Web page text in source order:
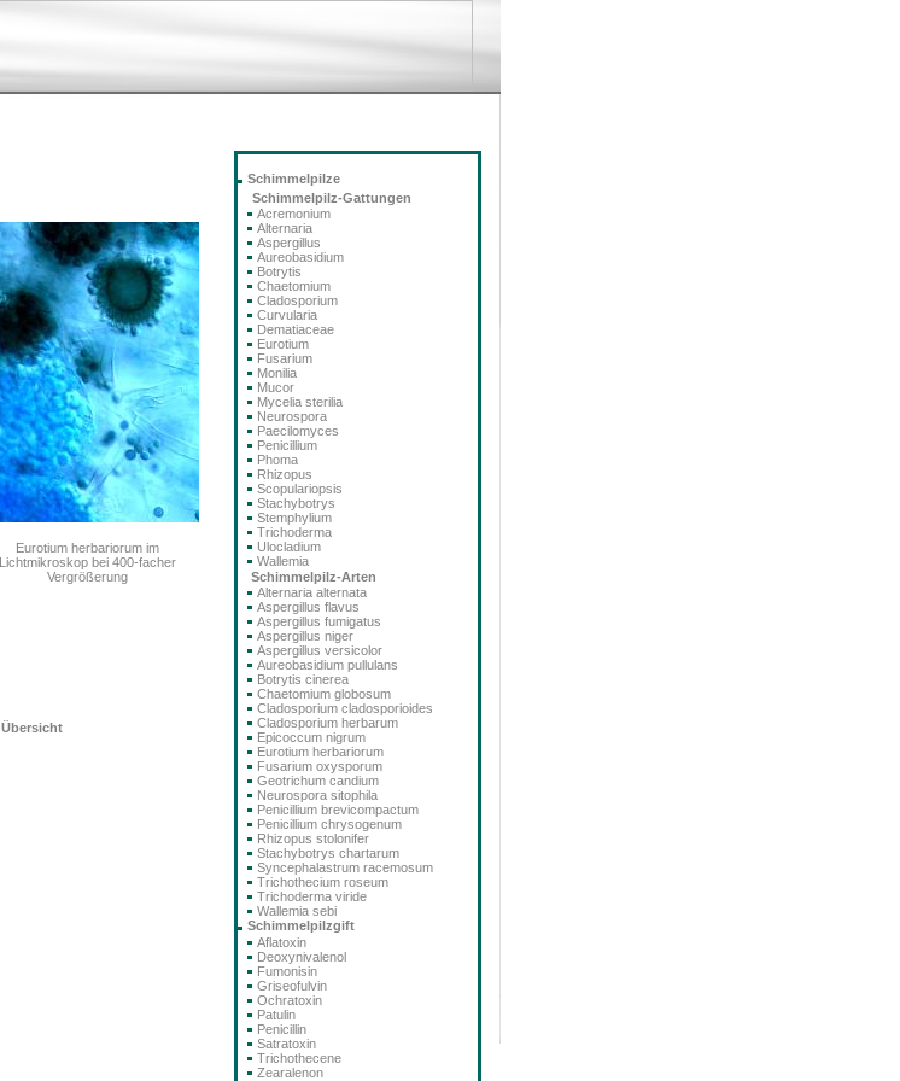
Eurotium herbariorum im
Lichtmikroskop bei 400-facher
Vergrößerung
Übersicht
Schimmelpilze
Schimmelpilz-Gattungen
Acremonium
Alternaria
Aspergillus
Aureobasidium
Botrytis
Chaetomium
Cladosporium
Curvularia
Dematiaceae
Eurotium
Fusarium
Monilia
Mucor
Mycelia sterilia
Neurospora
Paecilomyces
Penicillium
Phoma
Rhizopus
Scopulariopsis
Stachybotrys
Stemphylium
Trichoderma
Ulocladium
Wallemia
Schimmelpilz-Arten
Alternaria alternata
Aspergillus flavus
Aspergillus fumigatus
Aspergillus niger
Aspergillus versicolor
Aureobasidium pullulans
Botrytis cinerea
Chaetomium globosum
Cladosporium cladosporioides
Cladosporium herbarum
Epicoccum nigrum
Eurotium herbariorum
Fusarium oxysporum
Geotrichum candium
Neurospora sitophila
Penicillium brevicompactum
Penicillium chrysogenum
Rhizopus stolonifer
Stachybotrys chartarum
Syncephalastrum racemosum
Trichothecium roseum
Trichoderma viride
Wallemia sebi
Schimmelpilzgift
Aflatoxin
Deoxynivalenol
Fumonisin
Griseofulvin
Ochratoxin
Patulin
Penicillin
Satratoxin
Trichothecene
Zearalenon